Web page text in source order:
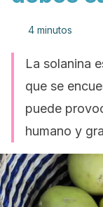
4 minutos
La solanina
que se
puede
humano y